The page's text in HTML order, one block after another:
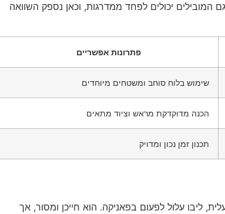
המובילים יכולים לפחד ממדרגות, וכאן נספק השוואה
פתרונות אפשריים
שימוש בלוח סוחב ומשטחים מיוחדים
הכנה מדוקדקת מראש וציוד מתאים
תכנון זמן נכון ומדויק
ליבו עלול לפעום בפאניקה. הוא חייכן ומסור, אך